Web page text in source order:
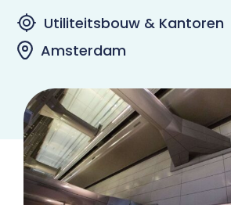
Werken
Utiliteitsbouw & Kantoren
Amsterdam